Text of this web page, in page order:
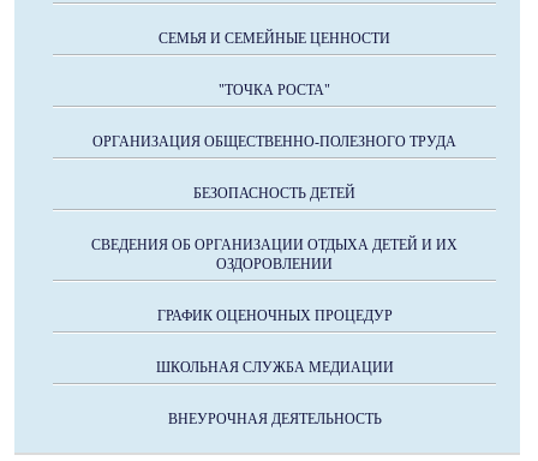
СЕМЬЯ И СЕМЕЙНЫЕ ЦЕННОСТИ
"ТОЧКА РОСТА"
ОРГАНИЗАЦИЯ ОБЩЕСТВЕННО-ПОЛЕЗНОГО ТРУДА
БЕЗОПАСНОСТЬ ДЕТЕЙ
СВЕДЕНИЯ ОБ ОРГАНИЗАЦИИ ОТДЫХА ДЕТЕЙ И ИХ
ОЗДОРОВЛЕНИИ
ГРАФИК ОЦЕНОЧНЫХ ПРОЦЕДУР
ШКОЛЬНАЯ СЛУЖБА МЕДИАЦИИ
ВНЕУРОЧНАЯ ДЕЯТЕЛЬНОСТЬ